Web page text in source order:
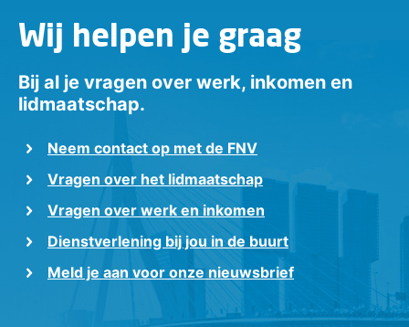
Wij helpen je graag
Bij al je vragen over werk, inkomen en
lidmaatschap.
Neem contact op met de FNV
Vragen over het lidmaatschap
Vragen over werk en inkomen
Dienstverlening bij jou in de buurt
Meld je aan voor onze nieuwsbrief